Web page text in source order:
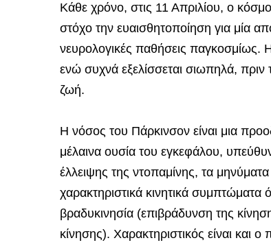
Κάθε χρόνο, στις 11 Απριλίου, ο
στόχο την ευαισθητοποίηση για μία
νευρολογικές παθήσεις
ενώ συχνά εξελίσσεται σιωπηλά,
ζωή.
Η νόσος του Πάρκινσον είναι μια
μέλαινα ουσία του εγκεφάλου,
έλλειψης της ντοπαμίνης, τα
χαρακτηριστικά κινητικά
βραδυκινησία (επιβράδυνση της
κίνησης). Χαρακτηριστικός είναι